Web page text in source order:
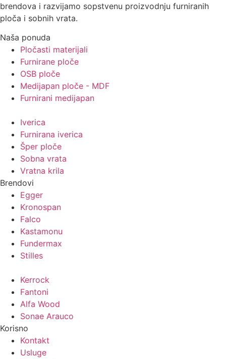
brendova i razvijamo sopstvenu proizvodnju furniranih
ploča i sobnih vrata.
Naša ponuda
Pločasti materijali
Furnirane ploče
OSB ploče
Medijapan ploče - MDF
Furnirani medijapan
Iverica
Furnirana iverica
Šper ploče
Sobna vrata
Vratna krila
Brendovi
Egger
Kronospan
Falco
Kastamonu
Fundermax
Stilles
Kerrock
Fantoni
Alfa Wood
Sonae Arauco
Korisno
Kontakt
Usluge